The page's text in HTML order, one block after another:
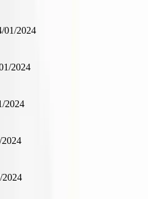
01/2024
2024
2024
2024